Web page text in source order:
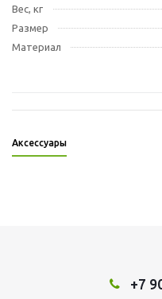
Вес, кг
Размер
Материал
Аксессуары
+7